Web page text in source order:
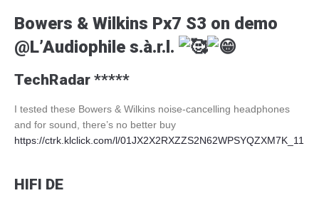
Bowers & Wilkins Px7 S3 on demo
@L’Audiophile s.à.r.l.
TechRadar *****
I tested these Bowers & Wilkins noise-cancelling headphones
and for sound, there’s no better buy
https://ctrk.klclick.com/l/01JX2X2RXZZS2N62WPSYQZXM7K_11
HIFI DE